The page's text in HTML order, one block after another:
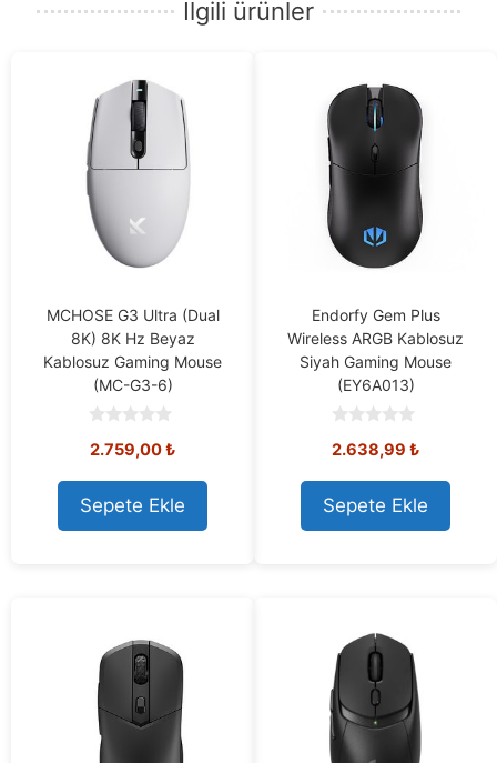
İlgili ürünler
MCHOSE G3 Ultra (Dual
8K) 8K Hz Beyaz
Kablosuz Gaming Mouse
(MC-G3-6)
o
t
o
f
5
2.759,00₺
Sepete Ekle
Endorfy Gem Plus
Wireless ARGB Kablosuz
Siyah Gaming Mouse
(EY6A013)
o
t
o
f
5
2.638,99 ₺
Sepete Ekle